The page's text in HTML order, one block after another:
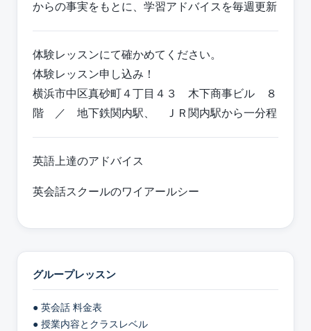
からの事実をもとに、学習アドバイスを毎週更新
体験レッスンにて確かめてください。
体験レッスン申し込み！
横浜市中区真砂町４丁目４３ 木下商事ビル ８
階 ／ 地下鉄関内駅、 ＪＲ関内駅から一分程
英語上達のアドバイス
英会話スクールのワイアールシー
グループレッスン
● 英会話 料金表
● 授業内容とクラスレベル